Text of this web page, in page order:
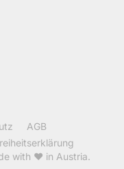
AGB
with ❤ in Austria.